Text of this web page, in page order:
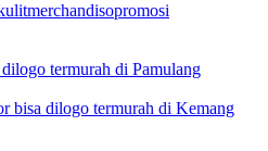
merchandisopromosi
termurah di Pamulang
bisa dilogo termurah di Kemang